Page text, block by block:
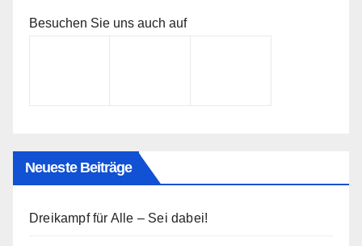
Besuchen Sie uns auch auf
Neueste Beiträge
Dreikampf für Alle – Sei dabei!